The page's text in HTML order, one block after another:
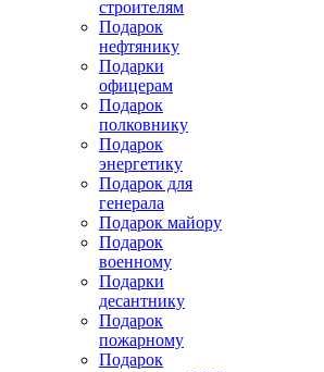
строителям
Подарок
нефтянику
Подарки
офицерам
Подарок
полковнику
Подарок
энергетику
Подарок для
генерала
Подарок майору
Подарок
военному
Подарки
десантнику
Подарок
пожарному
Подарок